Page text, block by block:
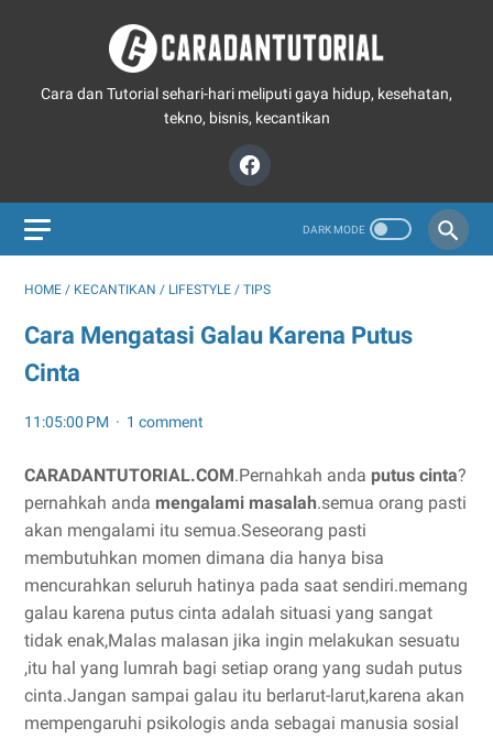
Cara dan Tutorial sehari-hari meliputi gaya hidup, kesehatan,
tekno, bisnis, kecantikan
HOME / KECANTIKAN / LIFESTYLE / TIPS
Cara Mengatasi Galau Karena Putus
Cinta
11:05:00 PM 1 comment
CARADANTUTORIAL.COM.Pernahkah anda putus cinta?
pernahkah anda mengalami masalah.semua orang pasti
akan mengalami itu semua.Seseorang pasti
membutuhkan momen dimana dia hanya bisa
mencurahkan seluruh hatinya pada saat sendiri.memang
galau karena putus cinta adalah situasi yang sangat
tidak enak,Malas malasan jika ingin melakukan sesuatu
,itu hal yang lumrah bagi setiap orang yang sudah putus
cinta.Jangan sampai galau itu berlarut-larut,karena akan
mempengaruhi psikologis anda sebagai manusia sosial